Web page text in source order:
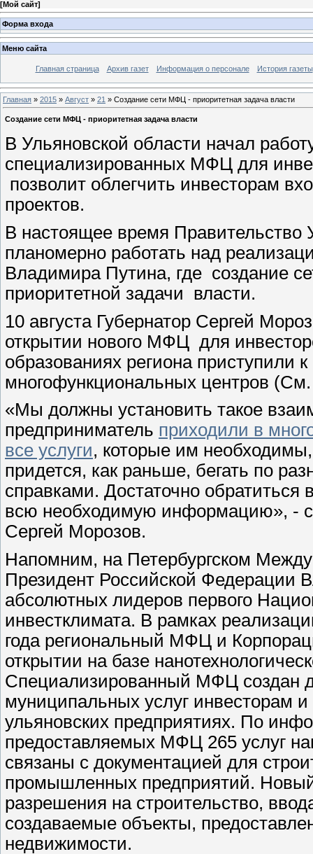
[Мой сайт]
Форма входа
Меню сайта
Главная страница Архив газет Информация о персонале История газеты
Главная » 2015 » Август » 21 » Создание сети МФЦ - приоритетная задача власти
Создание сети МФЦ - приоритетная задача власти
В Ульяновской области начал
специализированных МФЦ для
позволит облегчить инвесторам
проектов.
В настоящее время Правительство
планомерно работать над
Владимира Путина, где создание
приоритетной задачи власти.
10 августа Губернатор Сергей
открытии нового МФЦ для
образованиях региона приступили
многофункциональных центров
«Мы должны установить такое
предприниматель приходили в
все услуги, которые им
придется, как раньше, бегать по
справками. Достаточно
всю необходимую информацию», -
Сергей Морозов.
Напомним, на Петербургском
Президент Российской Федерации
абсолютных лидеров первого
инвестклимата. В рамках
года региональный МФЦ и
открытии на базе
Специализированный МФЦ создан
муниципальных услуг инвесторам
ульяновских предприятиях. По
предоставляемых МФЦ 265 услуг
связаны с документацией для
промышленных предприятий.
разрешения на строительство,
создаваемые объекты,
недвижимости.